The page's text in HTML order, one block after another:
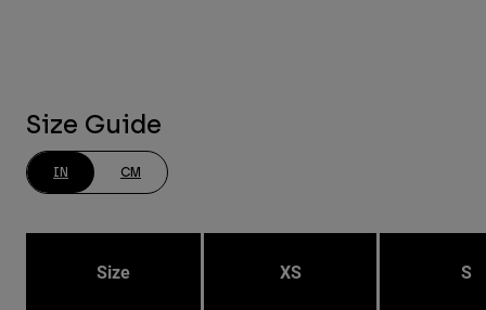
Size Guide
IN CM
Size XS S